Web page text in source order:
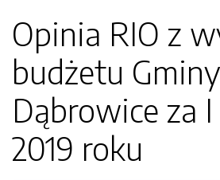
Opinia RIO z
budżetu Gminy
Dąbrowice za I
2019 roku